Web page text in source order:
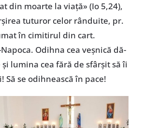
din moarte la viață» (Io 5,24),
tuturor celor rânduite, pr.
în cimitirul din cart.
Odihna cea veșnică dă-
lumina cea fără de sfârșit să îi
Să se odihnească în pace!